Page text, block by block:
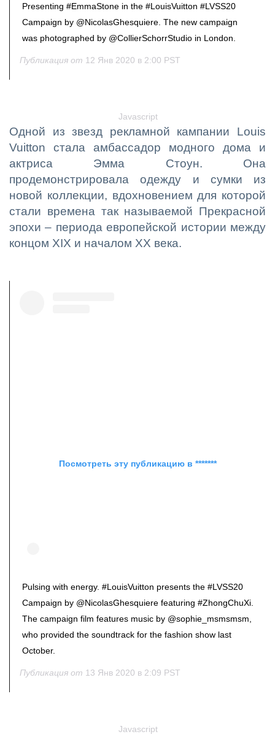
Presenting #EmmaStone in the #LouisVuitton #LVSS20
Campaign by @NicolasGhesquiere. The new campaign
was photographed by @CollierSchorrStudio in London.
Публикация от 12 Янв 2020 в 2:00 PST
Javascript
Одной из звезд рекламной кампании Louis
Vuitton стала амбассадор модного дома и
актриса Эмма Стоун. Она
продемонстрировала одежду и сумки из
новой коллекции, вдохновением для которой
стали времена так называемой Прекрасной
эпохи – периода европейской истории между
концом XIX и началом XX века.
Посмотреть эту публикацию в *******
Pulsing with energy. #LouisVuitton presents the #LVSS20
Campaign by @NicolasGhesquiere featuring #ZhongChuXi.
The campaign film features music by @sophie_msmsmsm,
who provided the soundtrack for the fashion show last
October.
Публикация от 13 Янв 2020 в 2:09 PST
Javascript